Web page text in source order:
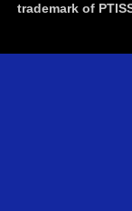
trademark of